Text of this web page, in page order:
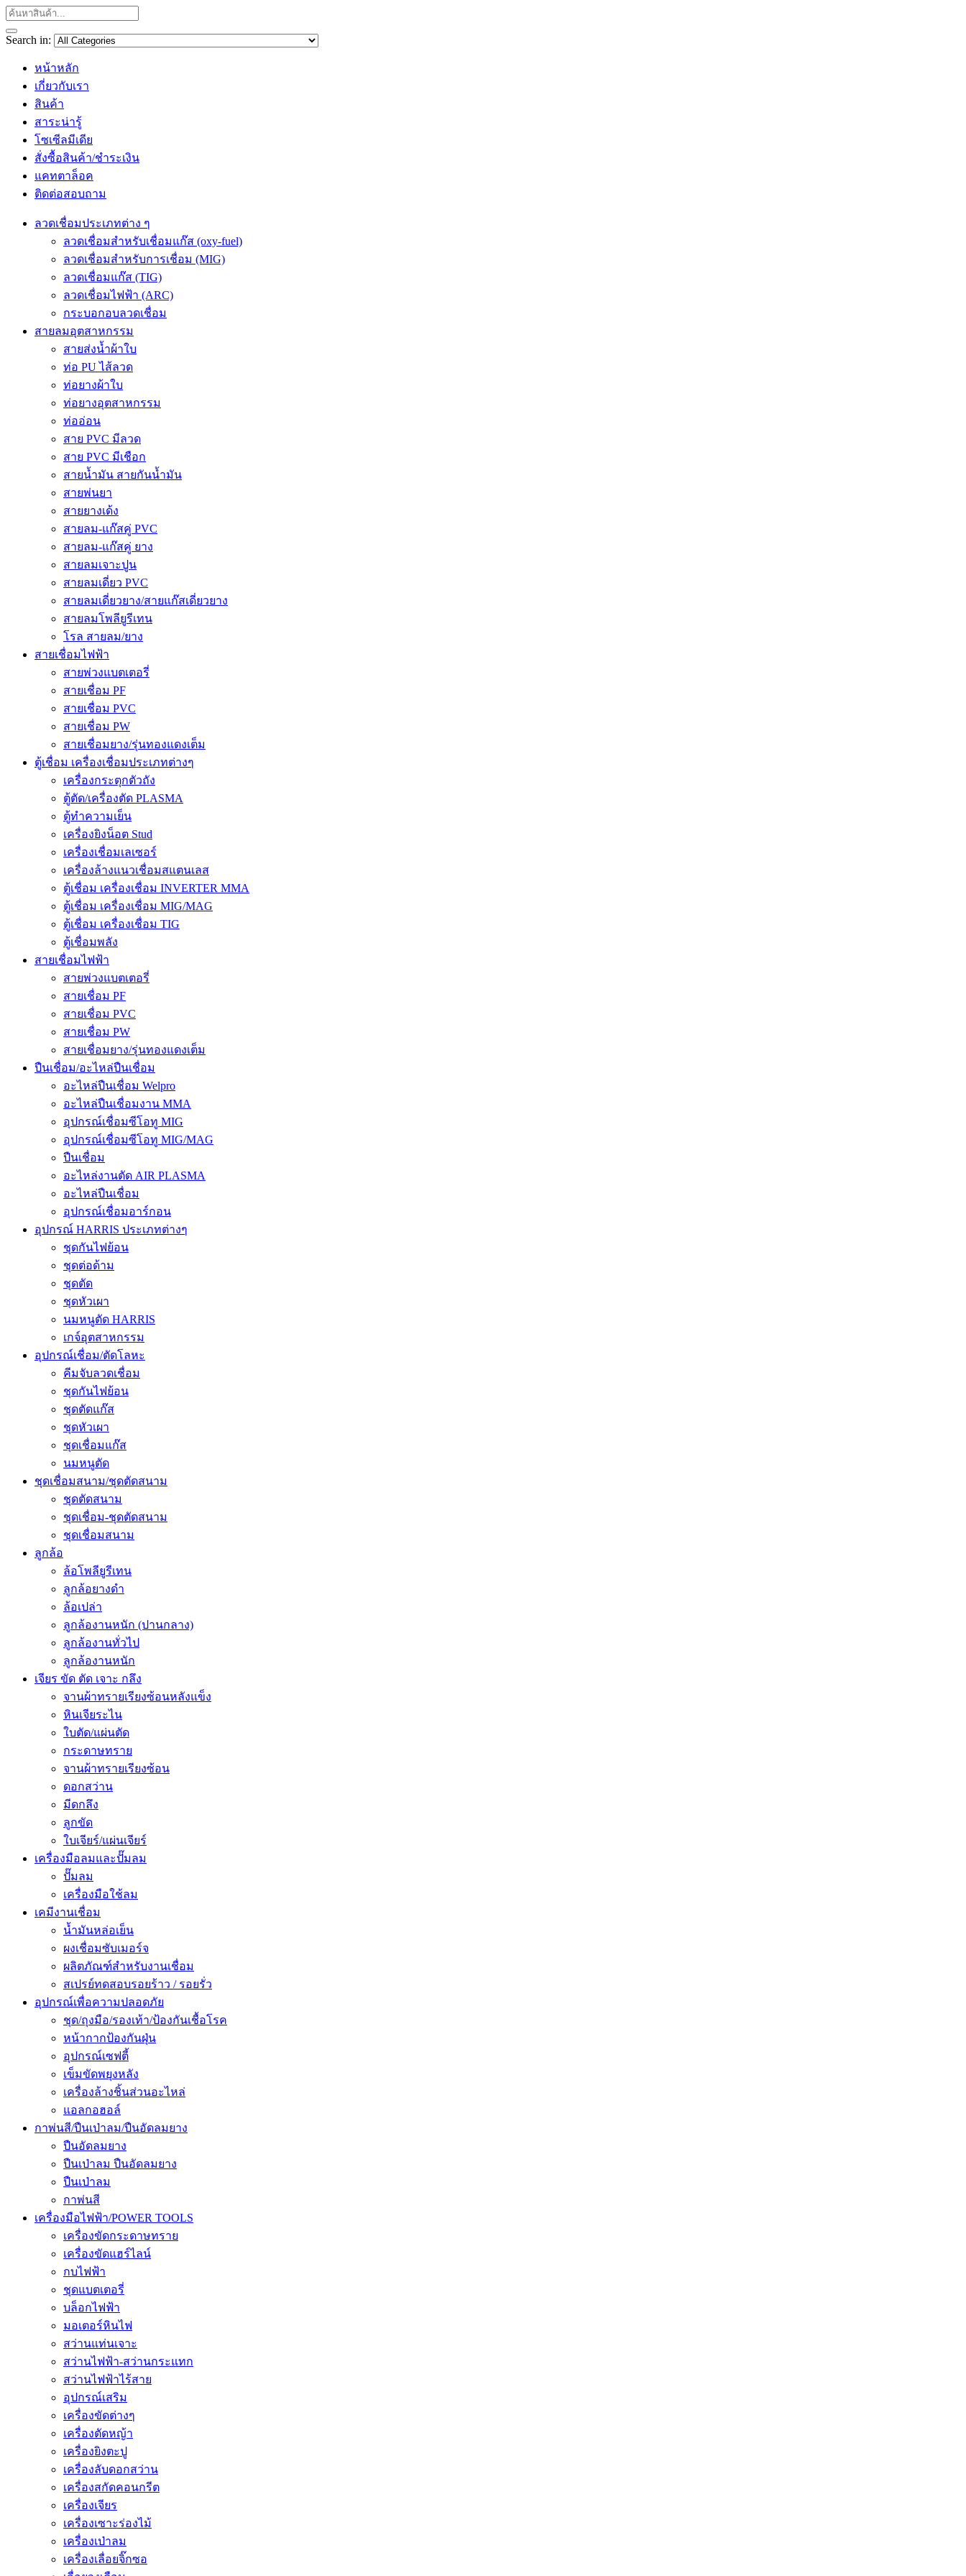
Search in:
หน้าหลัก
เกี่ยวกับเรา
สินค้า
สาระน่ารู้
โซเซีลมีเดีย
สั่งซื้อสินค้า/ชำระเงิน
แคทตาล็อค
ติดต่อสอบถาม
ลวดเชื่อมประเภทต่าง ๆ
ลวดเชื่อมสำหรับเชื่อมแก๊ส (oxy-fuel)
ลวดเชื่อมสำหรับการเชื่อม (MIG)
ลวดเชื่อมแก๊ส (TIG)
ลวดเชื่อมไฟฟ้า (ARC)
กระบอกอบลวดเชื่อม
สายลมอุตสาหกรรม
สายส่งน้ำผ้าใบ
ท่อ PU ไส้ลวด
ท่อยางผ้าใบ
ท่อยางอุตสาหกรรม
ท่ออ่อน
สาย PVC มีลวด
สาย PVC มีเชือก
สายน้ำมัน สายกันน้ำมัน
สายพ่นยา
สายยางเด้ง
สายลม-แก๊สคู่ PVC
สายลม-แก๊สคู่ ยาง
สายลมเจาะปูน
สายลมเดี่ยว PVC
สายลมเดี่ยวยาง/สายแก๊สเดี่ยวยาง
สายลมโพลียูรีเทน
โรล สายลม/ยาง
สายเชื่อมไฟฟ้า
สายพ่วงแบตเตอรี่
สายเชื่อม PF
สายเชื่อม PVC
สายเชื่อม PW
สายเชื่อมยาง/รุ่นทองแดงเต็ม
ตู้เชื่อม เครื่องเชื่อมประเภทต่างๆ
เครื่องกระตุกตัวถัง
ตู้ตัด/เครื่องตัด PLASMA
ตู้ทำความเย็น
เครื่องยิงน็อต Stud
เครื่องเชื่อมเลเซอร์
เครื่องล้างแนวเชื่อมสแตนเลส
ตู้เชื่อม เครื่องเชื่อม INVERTER MMA
ตู้เชื่อม เครื่องเชื่อม MIG/MAG
ตู้เชื่อม เครื่องเชื่อม TIG
ตู้เชื่อมพลัง
สายเชื่อมไฟฟ้า
สายพ่วงแบตเตอรี่
สายเชื่อม PF
สายเชื่อม PVC
สายเชื่อม PW
สายเชื่อมยาง/รุ่นทองแดงเต็ม
ปืนเชื่อม/อะไหล่ปืนเชื่อม
อะไหล่ปืนเชื่อม Welpro
อะไหล่ปืนเชื่อมงาน MMA
อุปกรณ์เชื่อมซีโอทู MIG
อุปกรณ์เชื่อมซีโอทู MIG/MAG
ปืนเชื่อม
อะไหล่งานตัด AIR PLASMA
อะไหล่ปืนเชื่อม
อุปกรณ์เชื่อมอาร์กอน
อุปกรณ์ HARRIS ประเภทต่างๆ
ชุดกันไฟย้อน
ชุดต่อด้าม
ชุดตัด
ชุดหัวเผา
นมหนูตัด HARRIS
เกจ์อุตสาหกรรม
อุปกรณ์เชื่อม/ตัดโลหะ
คีมจับลวดเชื่อม
ชุดกันไฟย้อน
ชุดตัดแก๊ส
ชุดหัวเผา
ชุดเชื่อมแก๊ส
นมหนูตัด
ชุดเชื่อมสนาม/ชุดตัดสนาม
ชุดตัดสนาม
ชุดเชื่อม-ชุดตัดสนาม
ชุดเชื่อมสนาม
ลูกล้อ
ล้อโพลียูรีเทน
ลูกล้อยางดำ
ล้อเปล่า
ลูกล้องานหนัก (ปานกลาง)
ลูกล้องานทั่วไป
ลูกล้องานหนัก
เจียร ขัด ตัด เจาะ กลึง
จานผ้าทรายเรียงซ้อนหลังแข็ง
หินเจียระไน
ใบตัด/แผ่นตัด
กระดาษทราย
จานผ้าทรายเรียงซ้อน
ดอกสว่าน
มีดกลึง
ลูกขัด
ใบเจียร์/แผ่นเจียร์
เครื่องมือลมและปั๊มลม
ปั๊มลม
เครื่องมือใช้ลม
เคมีงานเชื่อม
น้ำมันหล่อเย็น
ผงเชื่อมซับเมอร์จ
ผลิตภัณฑ์สำหรับงานเชื่อม
สเปรย์ทดสอบรอยร้าว / รอยรั่ว
อุปกรณ์เพื่อความปลอดภัย
ชุด/ถุงมือ/รองเท้า/ป้องกันเชื้อโรค
หน้ากากป้องกันฝุ่น
อุปกรณ์เซฟตี้
เข็มขัดพยุงหลัง
เครื่องล้างชิ้นส่วนอะไหล่
แอลกอฮอล์
กาพ่นสี/ปืนเป่าลม/ปืนอัดลมยาง
ปืนอัดลมยาง
ปืนเป่าลม ปืนอัดลมยาง
ปืนเป่าลม
กาพ่นสี
เครื่องมือไฟฟ้า/POWER TOOLS
เครื่องขัดกระดาษทราย
เครื่องขัดแฮร์ไลน์
กบไฟฟ้า
ชุดแบตเตอรี่
บล็อกไฟฟ้า
มอเตอร์หินไฟ
สว่านแท่นเจาะ
สว่านไฟฟ้า-สว่านกระแทก
สว่านไฟฟ้าไร้สาย
อุปกรณ์เสริม
เครื่องขัดต่างๆ
เครื่องตัดหญ้า
เครื่องยิงตะปู
เครื่องลับดอกสว่าน
เครื่องสกัดคอนกรีต
เครื่องเจียร
เครื่องเซาะร่องไม้
เครื่องเป่าลม
เครื่องเลื่อยจิ๊กซอ